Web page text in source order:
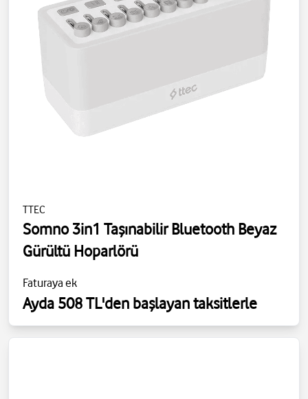
TTEC
Somno 3in1 Taşınabilir Bluetooth Beyaz
Gürültü Hoparlörü
Faturaya ek
Ayda 508 TL'den başlayan taksitlerle